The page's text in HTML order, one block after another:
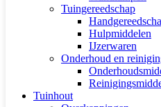
Tuingereedschap
Hulpmiddelen
IJzerwaren
Onderhoud en
Tuinhout